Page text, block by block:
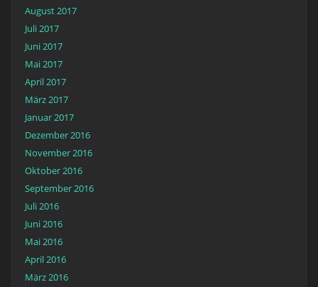
August 2017
Juli 2017
Juni 2017
Mai 2017
April 2017
März 2017
Januar 2017
Dezember 2016
November 2016
Oktober 2016
September 2016
Juli 2016
Juni 2016
Mai 2016
April 2016
März 2016